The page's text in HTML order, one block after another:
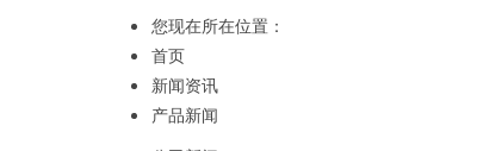
您现在所在位置：
首页
新闻资讯
产品新闻